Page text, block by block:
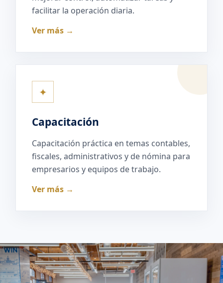
facilitar la operación diaria.
Ver más →
✦
Capacitación
Capacitación práctica en temas contables,
fiscales, administrativos y de nómina para
empresarios y equipos de trabajo.
Ver más →